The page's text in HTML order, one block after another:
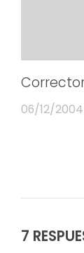
06/12/2004
7